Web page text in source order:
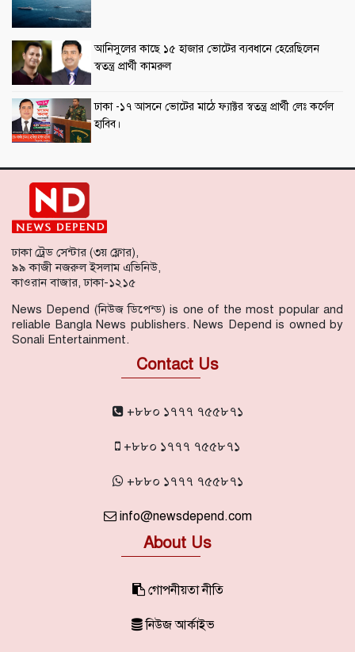
আনিসুলের কাছে ১৫ হাজার ভোটের ব্যবধানে হেরেছিলেন
স্বতন্ত্র প্রার্থী কামরুল
ঢাকা -১৭ আসনে ভোটের মাঠে ফ্যাক্টর স্বতন্ত্র প্রার্থী লেঃ কর্ণেল
হাবিব।
ঢাকা ট্রেড সেন্টার (৩য় ফ্লোর),
৯৯ কাজী নজরুল ইসলাম এভিনিউ,
কাওরান বাজার, ঢাকা-১২১৫
News Depend (নিউজ ডিপেন্ড) is one of the most popular and
reliable Bangla News publishers. News Depend is owned by
Sonali Entertainment.
Contact Us
+৮৮০ ১৭৭৭ ৭৫৫৮৭১
+৮৮০ ১৭৭৭ ৭৫৫৮৭১
+৮৮০ ১৭৭৭ ৭৫৫৮৭১
info@newsdepend.com
About Us
গোপনীয়তা নীতি
নিউজ আর্কাইভ